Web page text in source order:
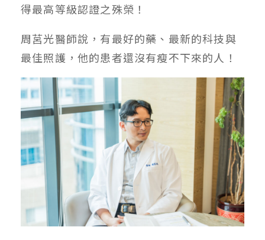
得最高等級認證之殊榮！
周莒光醫師說，有最好的藥、最新的科技與
最佳照護，他的患者還沒有瘦不下來的人！